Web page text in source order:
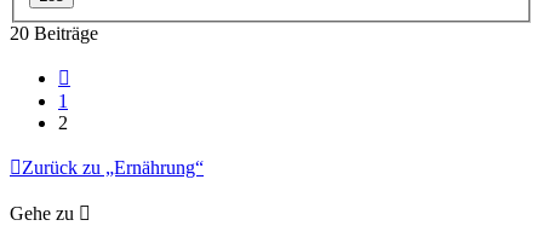
20 Beiträge
1
2
Zurück zu „Ernährung“
Gehe zu